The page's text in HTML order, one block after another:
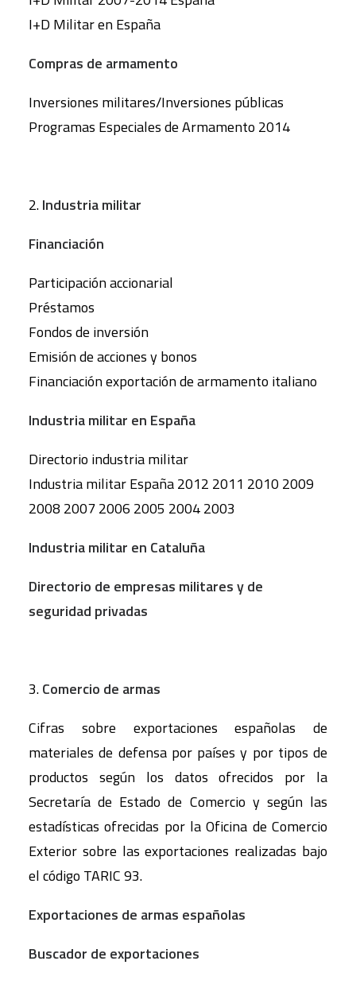
I+D Militar en España
Compras de armamento
Inversiones militares/Inversiones públicas
Programas Especiales de Armamento 2014
2.Industria militar
Financiación
Participación accionarial
Préstamos
Fondos de inversión
Emisión de acciones y bonos
Financiación exportación de armamento italiano
Industria militar en España
Directorio industria militar
Industria militar España 2012 2011 2010 2009
2008 2007 2006 2005 2004 2003
Industria militar en Cataluña
Directorio de empresas militares y de
seguridad privadas
3.Comercio de armas
Cifras sobre exportaciones españolas de
materiales de defensa por países y por tipos de
productos según los datos ofrecidos por la
Secretaría de Estado de Comercio y según las
estadísticas ofrecidas por la Oficina de Comercio
Exterior sobre las exportaciones realizadas bajo
el código TARIC 93.
Exportaciones de armas españolas
Buscador de exportaciones